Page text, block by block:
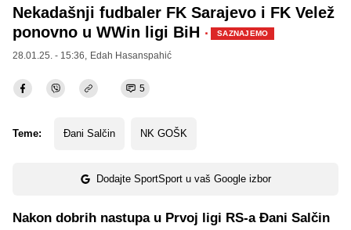
Nekadašnji fudbaler FK Sarajevo i FK Velež
ponovno u WWin ligi BiH · SAZNAJEMO
28.01.25. - 15:36, Edah Hasanspahić
5
Teme: Đani Salčin NK GOŠK
Dodajte SportSport u vaš Google izbor
Nakon dobrih nastupa u Prvoj ligi RS-a Đani Salčin